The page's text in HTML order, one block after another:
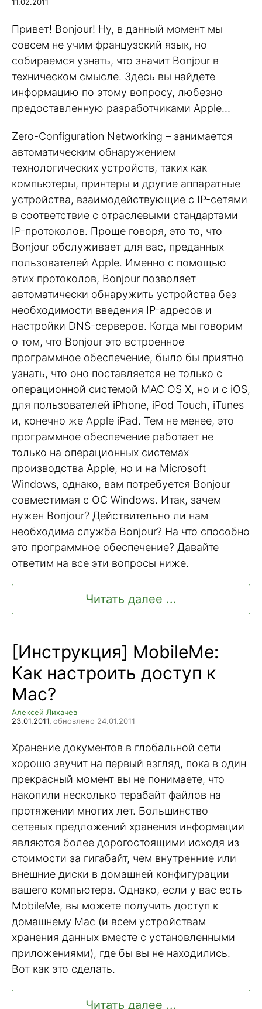
11.02.2011
Привет! Bonjour! Ну, в данный момент мы
совсем не учим французский язык, но
собираемся узнать, что значит Bonjour в
техническом смысле. Здесь вы найдете
информацию по этому вопросу, любезно
предоставленную разработчиками Apple…
Zero-Configuration Networking – занимается
автоматическим обнаружением
технологических устройств, таких как
компьютеры, принтеры и другие аппаратные
устройства, взаимодействующие с IP-сетями
в соответствие с отраслевыми стандартами
IP-протоколов. Проще говоря, это то, что
Bonjour обслуживает для вас, преданных
пользователей Apple. Именно с помощью
этих протоколов, Bonjour позволяет
автоматически обнаружить устройства без
необходимости введения IP-адресов и
настройки DNS-серверов. Когда мы говорим
о том, что Bonjour это встроенное
программное обеспечение, было бы приятно
узнать, что оно поставляется не только с
операционной системой MAC OS X, но и с iOS,
для пользователей iPhone, iPod Touch, iTunes
и, конечно же Apple iPad. Тем не менее, это
программное обеспечение работает не
только на операционных системах
производства Apple, но и на Microsoft
Windows, однако, вам потребуется Bonjour
совместимая с ОС Windows. Итак, зачем
нужен Bonjour? Действительно ли нам
необходима служба Bonjour? На что способно
это программное обеспечение? Давайте
ответим на все эти вопросы ниже.
Читать далее ...
[Инструкция] MobileMe:
Как настроить доступ к
Mac?
Алексей Лихачев
23.01.2011, обновлено 24.01.2011
Хранение документов в глобальной сети
хорошо звучит на первый взгляд, пока в один
прекрасный момент вы не понимаете, что
накопили несколько терабайт файлов на
протяжении многих лет. Большинство
сетевых предложений хранения информации
являются более дорогостоящими исходя из
стоимости за гигабайт, чем внутренние или
внешние диски в домашней конфигурации
вашего компьютера. Однако, если у вас есть
MobileMe, вы можете получить доступ к
домашнему Mac (и всем устройствам
хранения данных вместе с установленными
приложениями), где бы вы не находились.
Вот как это сделать.
Читать далее ...